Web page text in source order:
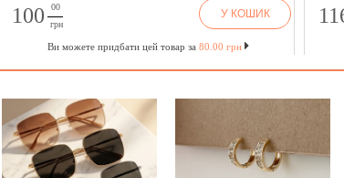
100
00
грн
У КОШИК
Ви можете придбати цей товар за80.00 грн
116